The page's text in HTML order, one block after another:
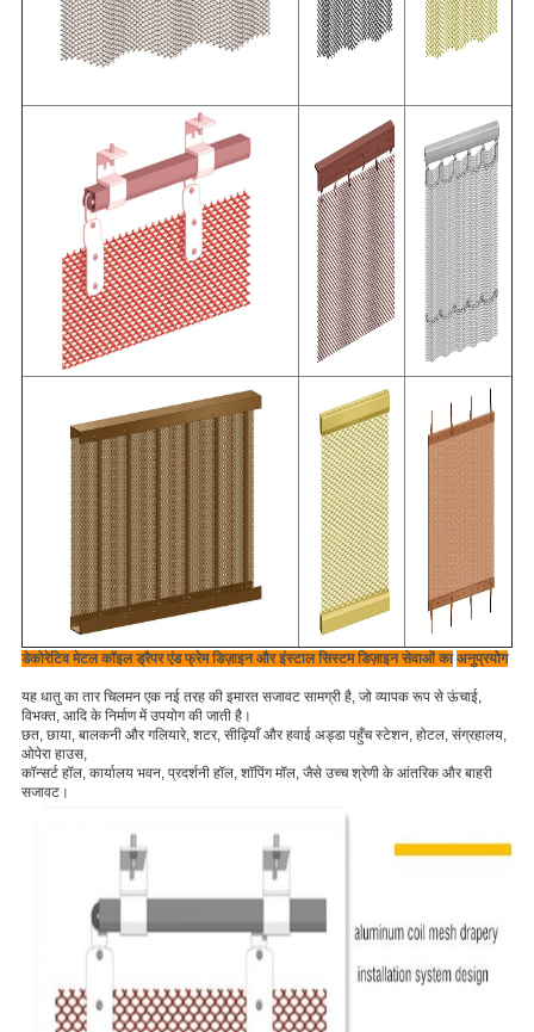
डेकोरेटिव मेटल कॉइल ड्रैपर एंड फ्रेम डिज़ाइन और इंस्टाल सिस्टम डिज़ाइन सेवाओं का अनुप्रयोग
यह धातु का तार चिलमन एक नई तरह की इमारत सजावट सामग्री है, जो व्यापक रूप से ऊंचाई,
विभक्त, आदि के निर्माण में उपयोग की जाती है।
छत, छाया, बालकनी और गलियारे, शटर, सीढ़ियाँ और हवाई अड्डा पहुँच स्टेशन, होटल, संग्रहालय,
ओपेरा हाउस,
कॉन्सर्ट हॉल, कार्यालय भवन, प्रदर्शनी हॉल, शॉपिंग मॉल, जैसे उच्च श्रेणी के आंतरिक और बाहरी
सजावट।